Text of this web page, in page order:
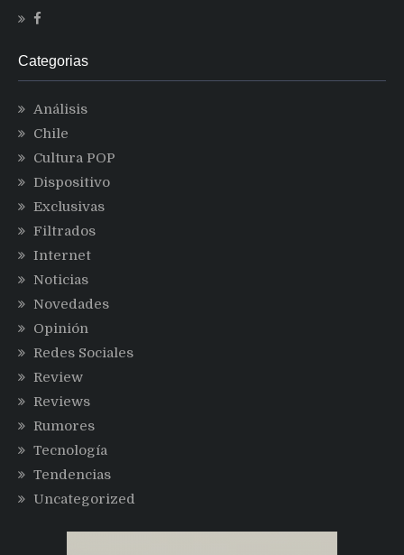
Categorias
Análisis
Chile
Cultura POP
Dispositivo
Exclusivas
Filtrados
Internet
Noticias
Novedades
Opinión
Redes Sociales
Review
Reviews
Rumores
Tecnología
Tendencias
Uncategorized